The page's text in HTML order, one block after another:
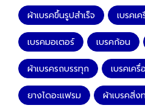
ผ้าเบรคขึ้นรูปสำเร็จ เบรคเ
เบรคมอเตอร์ เบรคก้อน
ผ้าเบรครถบรรทุก เบรคเค
ยางไดอะแฟรม ผ้าเบรคสิ่ง